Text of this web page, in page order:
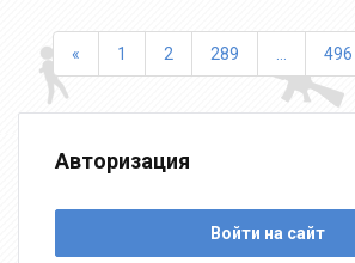
« Назад1 2 289 496
Авторизация
Войти на сайт